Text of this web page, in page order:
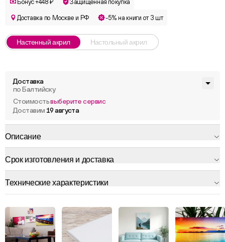
Бонус +448 ₽ Защищенная покупка
Доставка по Москве и РФ -5% на книги от 3 шт
Настенный акрил Настольный акрил
Доставка
по Балтийску
Стоимостьвыберите сервис
Доставим 19 августа
Описание
Срок изготовления и доставка
Технические характеристики